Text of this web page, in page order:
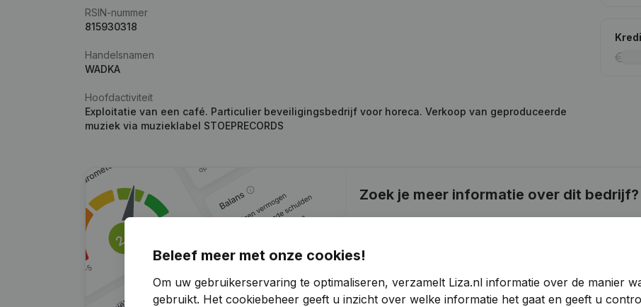
RSIN-nummer
815930318
Handelsnamen
WADKA
Hoofdactiviteit
Exploitatie van een café. Particulier beveiligingsbedrijf voor horeca. Verkoop van geproduceerde
muziek via muzieklabel STOEPRECORDS
Zoek je meer informatie over dit bedrijf?
Probeer gratis Meer ontdekken
Beleef meer met onze cookies!
Om uw gebruikerservaring te optimaliseren, verzamelt Liza.nl informatie over de manier
gebruikt. Het cookiebeheer geeft u inzicht over welke informatie het gaat en geeft u